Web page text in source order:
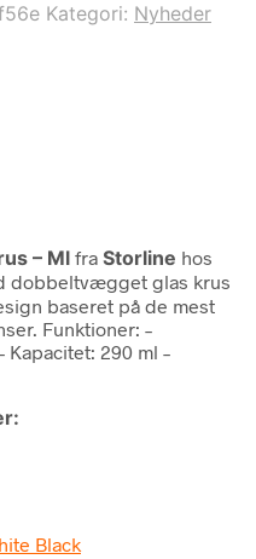
Kategori: Nyheder
– Ml fra Storline hos
dobbeltvægget glas krus
baseret på de mest
Funktioner: –
290 ml –